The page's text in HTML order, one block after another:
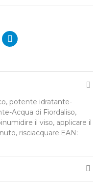
potente idratante-
Acqua di Fiordaliso,
il viso, applicare il
risciacquare.EAN: